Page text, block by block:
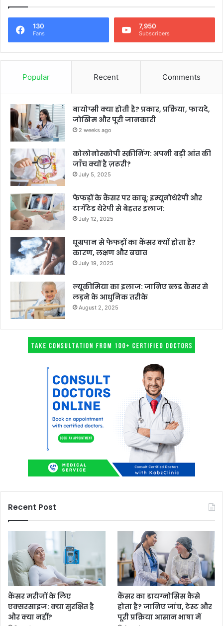
130
Fans
7,950
Subscribers
Popular Recent Comments
बायोप्सी क्या होती है? प्रकार, प्रक्रिया, फायदे,
जोखिम और पूरी जानकारी
2 weeks ago
कोलोनोस्कोपी स्क्रीनिंग: अपनी बड़ी आंत की
जाँच क्यों है ज़रूरी?
July 5, 2025
फेफड़ों के कैंसर पर काबू: इम्यूनोथेरेपी और
टार्गेटेड थेरेपी से बेहतर इलाज:
July 12, 2025
धूम्रपान से फेफड़ों का कैंसर क्यों होता है?
कारण, लक्षण और बचाव
July 19, 2025
ल्यूकीमिया का इलाज: जानिए ब्लड कैंसर से
लड़ने के आधुनिक तरीके
August 2, 2025
Recent Post
कैंसर मरीजों के लिए
एक्सरसाइज: क्या सुरक्षित है
और क्या नहीं?
कैंसर का डायग्नोसिस कैसे
होता है? जानिए जांच, टेस्ट और
पूरी प्रक्रिया आसान भाषा में